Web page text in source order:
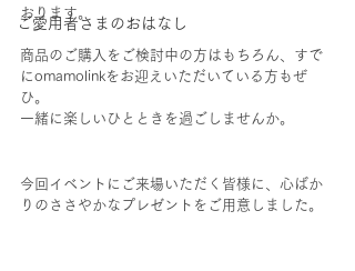
ご愛用者さまのおはなし
おります。
商品のご購入をご検討中の方はもちろん、すで
にomamolinkをお迎えいただいている方もぜ
ひ。
一緒に楽しいひとときを過ごしませんか。
今回イベントにご来場いただく皆様に、心ばか
りのささやかなプレゼントをご用意しました。